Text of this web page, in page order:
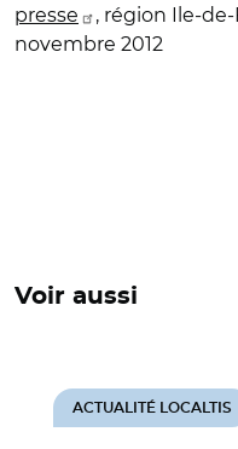
presse
, région Ile-
novembre 2012
Voir aussi
ACTUALITÉ LOCALTIS